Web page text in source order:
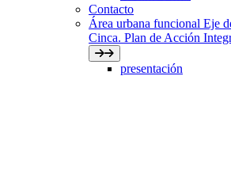
Contacto
Área urbana funcional Eje
Cinca. Plan de Acción
presentación